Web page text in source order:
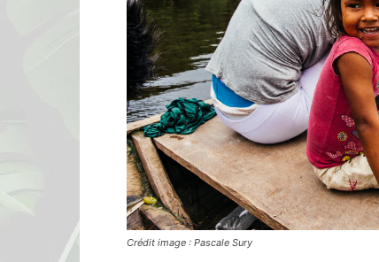
Crédit image : Pascale Sury